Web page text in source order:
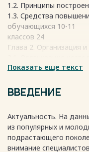
1.2. Принципы
1.3. Средства
обучающихся 10-11
классов 24
Глава 2. Организация
2.2. Методы
Глава 3. Результаты
3.1. Результаты
Показать еще текст
ВВЕДЕНИЕ
Актуальность. На
из популярных и
подрастающего
внимание